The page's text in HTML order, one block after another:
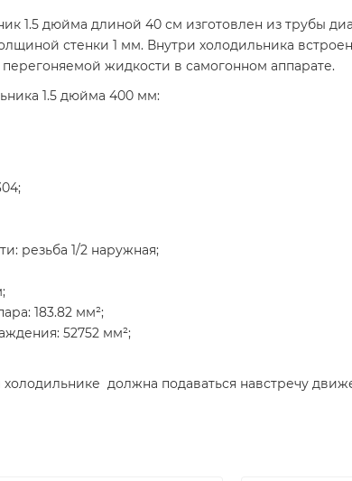
1.5 дюйма длиной 40 см изготовлен из трубы
стенки 1 мм. Внутри холодильника
жидкости в самогонном аппарате.
1.5 дюйма 400 мм:
резьба 1/2 наружная;
183.82 мм²;
52752 мм²;
должна подаваться навстречу